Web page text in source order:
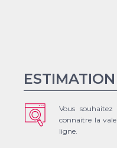
Vous
connaitre la
ligne.